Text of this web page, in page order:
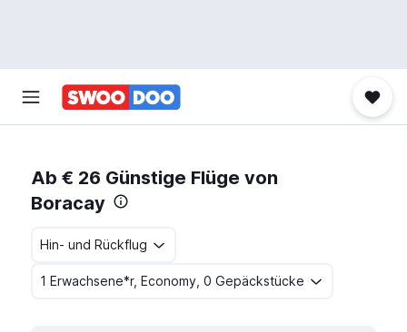
Ab € 26 Günstige Flüge von
Boracay
Hin- und Rückflug
1 Erwachsene*r, Economy, 0 Gepäckstücke